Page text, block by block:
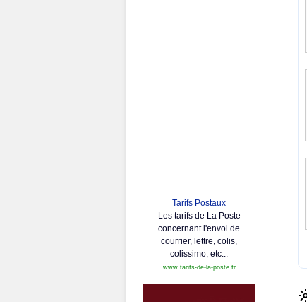
Tarifs Postaux
Les tarifs de La Poste
concernant l'envoi de
courrier, lettre, colis,
colissimo, etc...
www.tarifs-de-la-poste.fr